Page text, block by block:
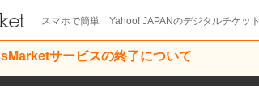
スマホで簡単 Yahoo! JAPANのデジタルチケット
サービスの終了について